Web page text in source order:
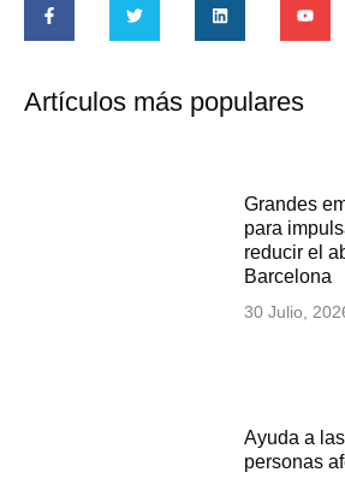
Artículos más populares
Grandes
para
reducir el
Barcelona
30 Julio,
Ayuda a las
personas